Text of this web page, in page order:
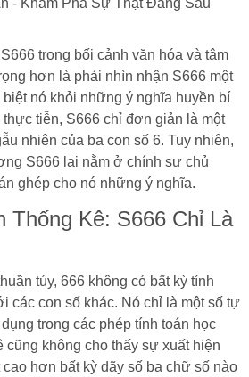
trong bối cảnh văn hóa và tâm
hơn là phải nhìn nhận S666 một
nó khỏi những ý nghĩa huyền bí
tiễn, S666 chỉ đơn giản là một
nhiên của ba con số 6. Tuy nhiên,
S666 lại nằm ở chính sự chủ
ghép cho nó những ý nghĩa.
Thống Kê: S666 Chỉ Là
túy, 666 không có bất kỳ tính
các con số khác. Nó chỉ là một số tự
trong các phép tính toán học
cũng không cho thấy sự xuất hiện
hơn bất kỳ dãy số ba chữ số nào